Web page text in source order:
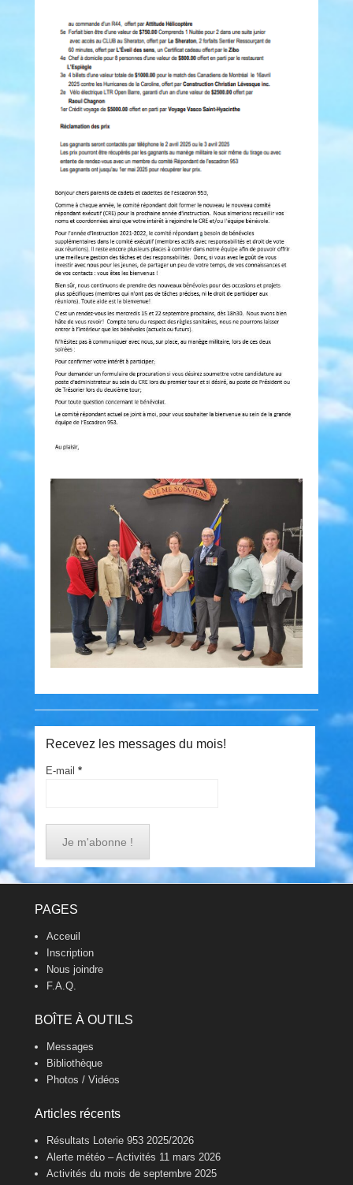
Recevez les messages du mois!
E-mail*
PAGES
Acceuil
Inscription
Nous joindre
F.A.Q.
BOÎTE À OUTILS
Messages
Bibliothèque
Photos / Vidéos
Articles récents
Résultats Loterie 953 2025/2026
Alerte météo – Activités 11 mars 2026
Activités du mois de septembre 2025